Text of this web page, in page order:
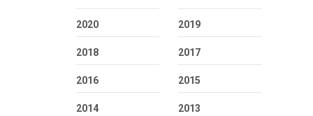
2020 2019
2018 2017
2016 2015
2014 2013